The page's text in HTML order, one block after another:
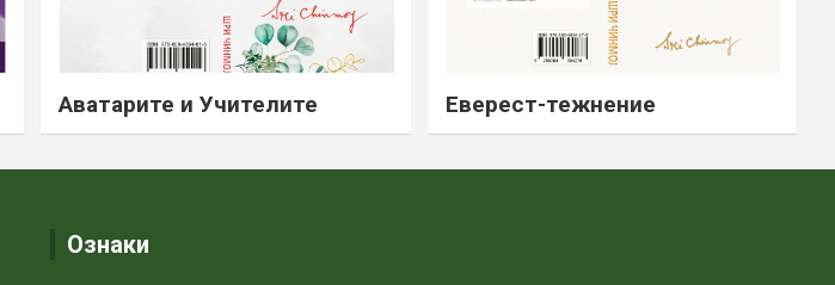
Аватарите и Учителите Еверест-тежнение
Ознаки